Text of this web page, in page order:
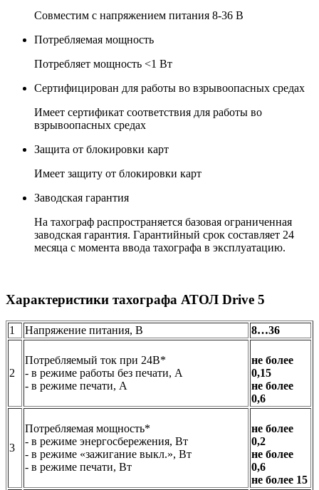
Совместим с напряжением питания 8-36 В
Потребляемая мощность
Потребляет мощность <1 Вт
Сертифицирован для работы во взрывоопасных средах
Имеет сертификат соответствия для работы во
взрывоопасных средах
Защита от блокировки карт
Имеет защиту от блокировки карт
Заводская гарантия
На тахограф распространяется базовая ограниченная
заводская гарантия. Гарантийный срок составляет 24
месяца с момента ввода тахографа в эксплуатацию.
Характеристики тахографа АТОЛ Drive 5
1 Напряжение питания, В 8…36
2
Потребляемый ток при 24В*
- в режиме работы без печати, А
- в режиме печати, А
не более
0,15
не более
0,6
3
Потребляемая мощность*
- в режиме энергосбережения, Вт
- в режиме «зажигание выкл.», Вт
- в режиме печати, Вт
не более
0,2
не более
0,6
не более 15